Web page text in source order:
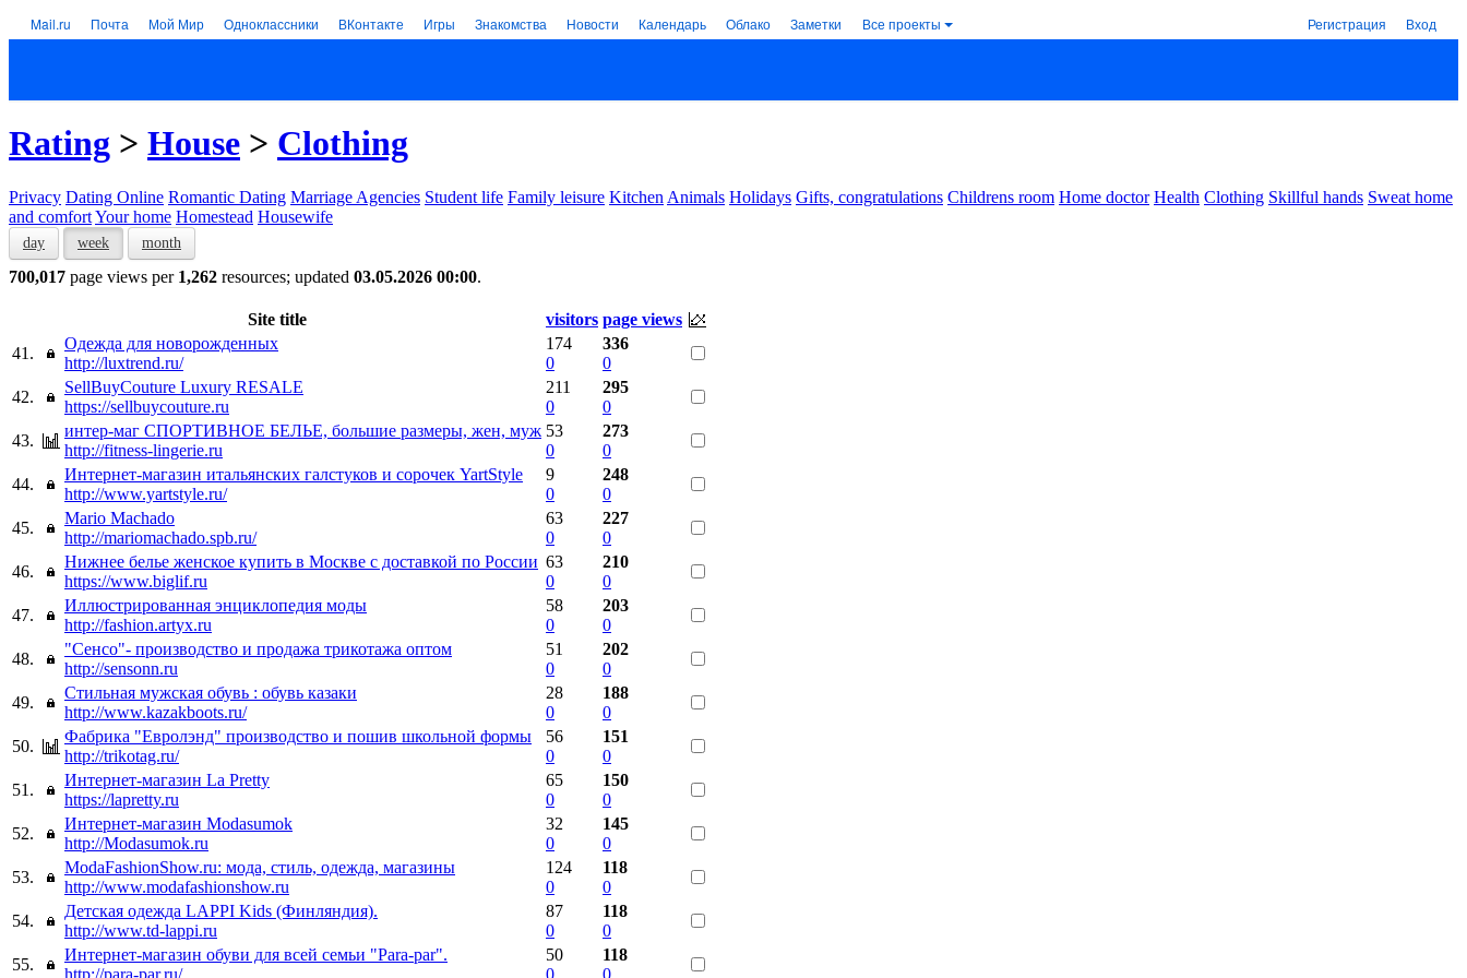
Mail.ru Почта Мой Мир Одноклассники ВКонтакте Игры Знакомства Новости Календарь Облако Заметки Все проекты Регистрация Вход
Rating > House > Clothing
Privacy Dating Online Romantic Dating Marriage Agencies Student life Family leisure Kitchen Animals Holidays Gifts, congratulations Childrens room Home doctor Health Clothing Skillful hands Sweat home
and comfortYour home Homestead Housewife
day week month
700,017 page views per 1,262 resources; updated 03.05.2026 00:00.
Site title visitors page views
41.
Одежда для новорожденных
http://luxtrend.ru/
174
0
336
0
42.
SellBuyCouture Luxury RESALE
https://sellbuycouture.ru
211
0
295
0
43.
интер-маг СПОРТИВНОЕ БЕЛЬЕ, большие размеры, жен, муж
http://fitness-lingerie.ru
53
0
273
0
44.
Интернет-магазин итальянских галстуков и сорочек YartStyle
http://www.yartstyle.ru/
9
0
248
0
45.
Mario Machado
http://mariomachado.spb.ru/
63
0
227
0
46.
Нижнее белье женское купить в Москве с доставкой по России
https://www.biglif.ru
63
0
210
0
47.
Иллюстрированная энциклопедия моды
http://fashion.artyx.ru
58
0
203
0
48.
"Сенсо"- производство и продажа трикотажа оптом
http://sensonn.ru
51
0
202
0
49.
Стильная мужская обувь : обувь казаки
http://www.kazakboots.ru/
28
0
188
0
50.
Фабрика "Евролэнд" производство и пошив школьной формы
http://trikotag.ru/
56
0
151
0
51.
Интернет-магазин La Pretty
https://lapretty.ru
65
0
150
0
52.
Интернет-магазин Modasumok
http://Modasumok.ru
32
0
145
0
53.
ModaFashionShow.ru: мода, стиль, одежда, магазины
http://www.modafashionshow.ru
124
0
118
0
54.
Детская одежда LAPPI Kids (Финляндия).
http://www.td-lappi.ru
87
0
118
0
55.
Интернет-магазин обуви для всей семьи "Para-par".
http://para-par.ru/
50
0
118
0